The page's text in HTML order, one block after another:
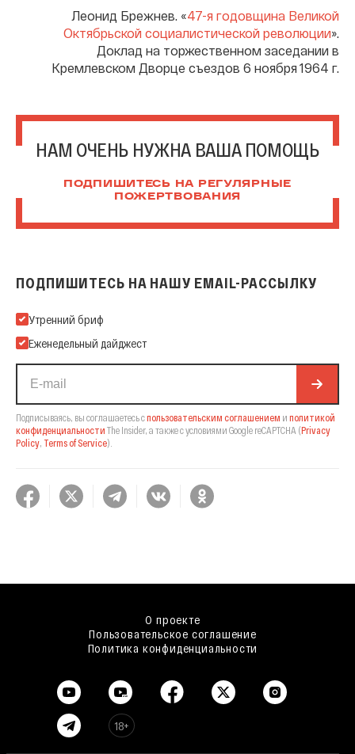
Леонид Брежнев. «47-я годовщина Великой
Октябрьской социалистической революции».
Доклад на торжественном заседании в
Кремлевском Дворце съездов 6 ноября 1964 г.
НАМ ОЧЕНЬ НУЖНА ВАША ПОМОЩЬ
ПОДПИШИТЕСЬ НА РЕГУЛЯРНЫЕ
ПОЖЕРТВОВАНИЯ
ПОДПИШИТЕСЬ НА НАШУ EMAIL-РАССЫЛКУ
Подпишитесь на нашу Email-рассылку
Утренний бриф
Еженедельный дайджест
Подписываясь, вы соглашаетесь спользовательским соглашением и политикой
конфиденциальности The Insider, а также с условиями Google reCAPTCHA (Privacy
Policy, Terms of Service).
О проекте
Пользовательское соглашение
Политика конфиденциальности
18+